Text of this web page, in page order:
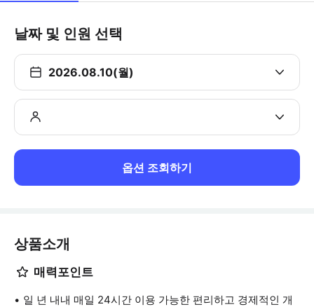
날짜 및 인원 선택
2026.08.10(월)
옵션 조회하기
상품소개
매력포인트
일 년 내내 매일 24시간 이용 가능한 편리하고 경제적인 개